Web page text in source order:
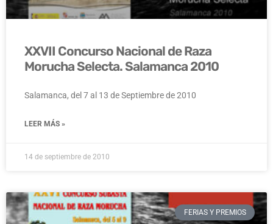
XXVII Concurso Nacional de Raza
Morucha Selecta. Salamanca 2010
Salamanca, del 7 al 13 de Septiembre de 2010
LEER MÁS »
14 de septiembre de 2010
FERIAS Y PREMIOS